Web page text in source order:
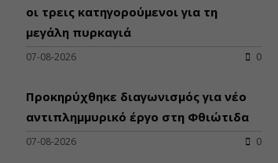
οι τρεις κατηγορούμενοι για τη
μεγάλη πυρκαγιά
07-08-2026 0
Προκηρύχθηκε διαγωνισμός για νέo
αντιπλημμυρικό έργο στη Φθιώτιδα
07-08-2026 0
Διάρκεια: 14 ώρες